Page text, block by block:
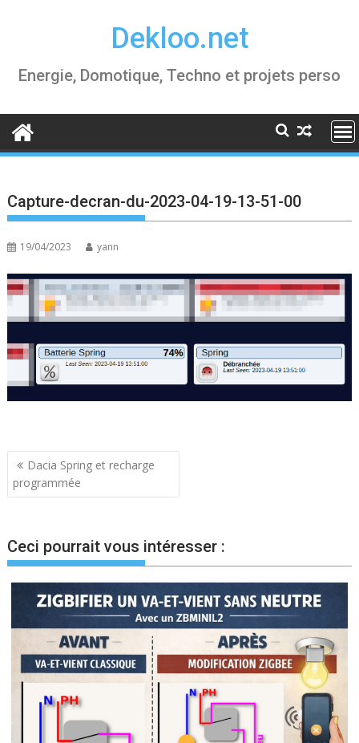
Dekloo.net
Energie, Domotique, Techno et projets perso
Capture-decran-du-2023-04-19-13-51-00
19/04/2023 yann
Navigation
de
Dacia Spring et recharge
programmée
Ceci pourrait vous intéresser :